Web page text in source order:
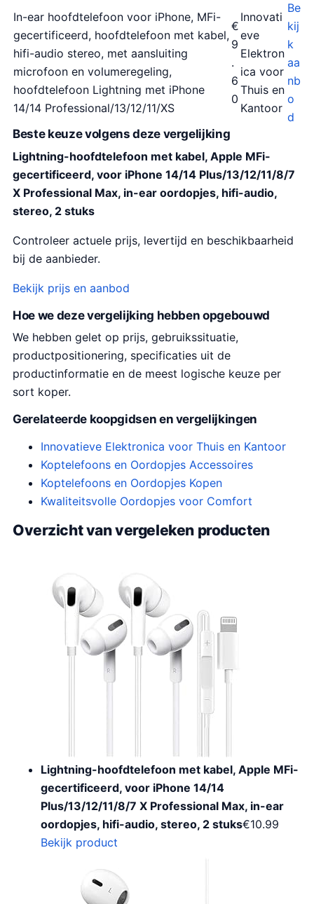
In-ear hoofdtelefoon voor iPhone, MFi-
gecertificeerd, hoofdtelefoon met kabel,
hifi-audio stereo, met aansluiting
microfoon en volumeregeling,
hoofdtelefoon Lightning met iPhone
14/14 Professional/13/12/11/XS
€
9
.
6
0
Innovati
eve
Elektron
ica voor
Thuis en
Kantoor
Be
kij
k
aa
nb
o
d
Beste keuze volgens deze vergelijking
Lightning-hoofdtelefoon met kabel, Apple MFi-
gecertificeerd, voor iPhone 14/14 Plus/13/12/11/8/7
X Professional Max, in-ear oordopjes, hifi-audio,
stereo, 2 stuks
Controleer actuele prijs, levertijd en beschikbaarheid
bij de aanbieder.
Bekijk prijs en aanbod
Hoe we deze vergelijking hebben opgebouwd
We hebben gelet op prijs, gebruikssituatie,
productpositionering, specificaties uit de
productinformatie en de meest logische keuze per
sort koper.
Gerelateerde koopgidsen en vergelijkingen
Innovatieve Elektronica voor Thuis en Kantoor
Koptelefoons en Oordopjes Accessoires
Koptelefoons en Oordopjes Kopen
Kwaliteitsvolle Oordopjes voor Comfort
Overzicht van vergeleken producten
Lightning-hoofdtelefoon met kabel, Apple MFi-
gecertificeerd, voor iPhone 14/14
Plus/13/12/11/8/7 X Professional Max, in-ear
oordopjes, hifi-audio, stereo, 2 stuks€10.99
Bekijk product